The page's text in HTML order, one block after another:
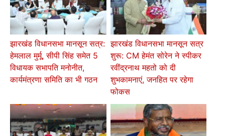
झारखंड विधानसभा मानसून सत्र:
हेमलाल मुर्मू, सीपी सिंह समेत 5
विधायक सभापति मनोनीत,
कार्यमंत्रणा समिति का भी गठन
झारखंड विधानसभा मानसून सत्र
शुरू: CM हेमंत सोरेन ने स्पीकर
रवींद्रनाथ महतो को दी
शुभकामनाएं, जनहित पर रहेगा
फोकस